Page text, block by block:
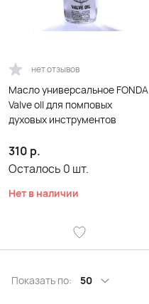
нет отзывов
Масло универсальное FONDA
Valve oll для помповых
духовых инструментов
310 р.
Осталось 0 шт.
Нет в наличии
Показать по: 50